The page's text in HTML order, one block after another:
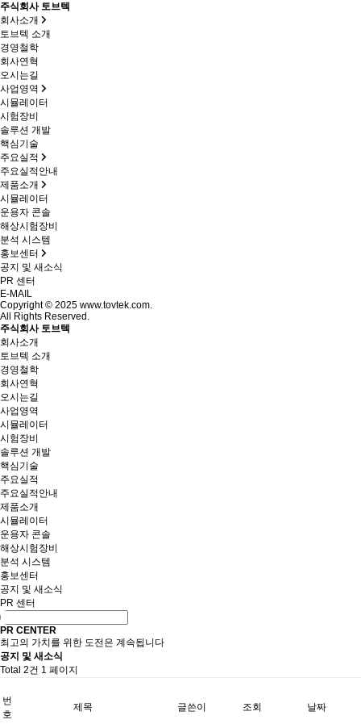
주식회사 토브텍
회사소개
토브텍 소개
경영철학
회사연혁
오시는길
사업영역
시뮬레이터
시험장비
솔루션 개발
핵심기술
주요실적
주요실적안내
제품소개
시뮬레이터
운용자 콘솔
해상시험장비
분석 시스템
홍보센터
공지 및 새소식
PR 센터
E-MAIL
Copyright © 2025 www.tovtek.com.
All Rights Reserved.
주식회사 토브텍
회사소개
토브텍 소개
경영철학
회사연혁
오시는길
사업영역
시뮬레이터
시험장비
솔루션 개발
핵심기술
주요실적
주요실적안내
제품소개
시뮬레이터
운용자 콘솔
해상시험장비
분석 시스템
홍보센터
공지 및 새소식
PR 센터
PR CENTER
최고의 가치를 위한 도전은 계속됩니다
공지 및 새소식
Total 2건 1 페이지
번
호
제목 글쓴이 조회 날짜